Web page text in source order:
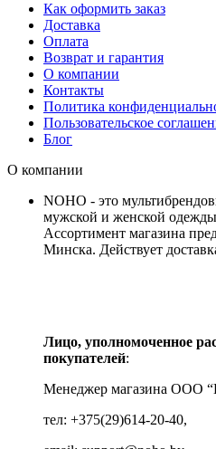
Как оформить заказ
Доставка
Оплата
Возврат и гарантия
О компании
Контакты
Политика
Пользовательское
Блог
О компании
NOHO - это
мужской и женской
Ассортимент магазина
Минска. Действует
Лицо, уполномоченное
покупателей:
Менеджер магазина ООО
тел: +375(29)614-20-40,